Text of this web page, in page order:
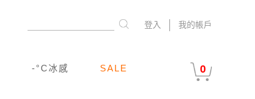
我的帳戶
登入
-°C冰感 SALE 0